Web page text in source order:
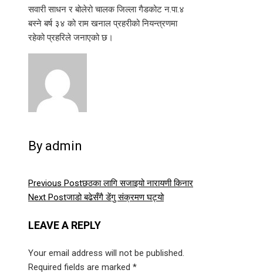
सवारी साधन र बोलेरो चालक जिल्ला गैडकोट न.पा.४
बस्ने बर्ष ३४ को राम खनाल प्रहरीको नियन्त्रणमा
रहेको प्रहरिले जनाएको छ।
By admin
Previous Postछठका लागि सजाइयो नारायणी किनार
Next Postजाडो बढेसँगै डेंगु संक्रमण घट्यो
LEAVE A REPLY
Your email address will not be published.
Required fields are marked *